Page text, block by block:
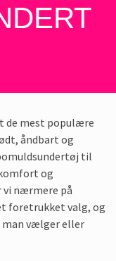
de mest populære
åndbart og
til
og
vi nærmere på
foretrukket valg, og
man vælger eller